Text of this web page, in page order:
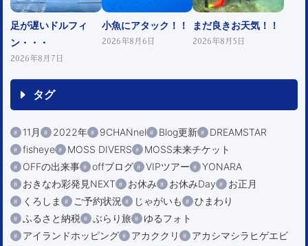
足が遅いドルフィ
ン・・・
2026年8月7日
小魚にアタック！！
2026年8月6日
まだ良きお天気！！
2026年8月5日
タグ
11月 2022年 9CHANnel Blog更新
DREAMSTAR
fisheye
MOSS DIVERS
MOSS未来チケット
OFFの出来事
offブログ VIPツアー
YONARA
おきなわ彩発見NEXT
お休み お休みDay
お正月
くろしま
ご予約状況 じゃがいも
ひまわり
ふるさと納税
ぶらり旅
ゆるフォト
アイランドホッピング
アカククリ
アカシマシラヒゲエビ